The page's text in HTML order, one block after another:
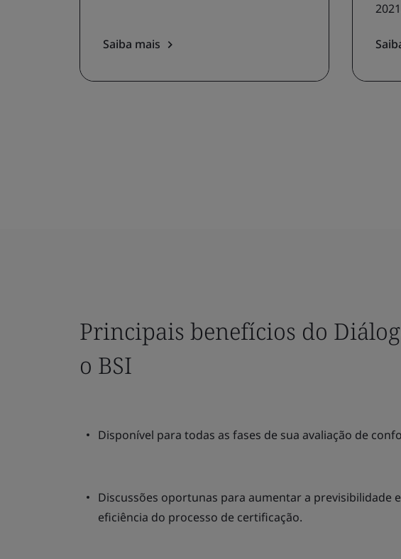
Saiba mais
Principais benefícios do
o BSI
Disponível para todas as fases de sua avaliação de
Discussões oportunas para aumentar a previsibilidade
eficiência do processo de certificação.